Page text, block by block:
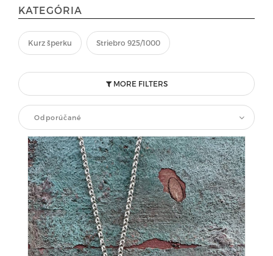
KATEGÓRIA
Kurz šperku Striebro 925/1000
MORE FILTERS
Odporúčané